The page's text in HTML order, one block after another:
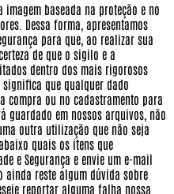
baseada na proteção e no
Dessa forma, apresentamos
para que, ao realizar sua
de que o sigilo e a
dentro dos mais rigorosos
significa que qualquer dado
compra ou no cadastramento para
guardado em nossos arquivos, não
outra utilização que não seja
quais os itens que
e Segurança e envie um e-mail
ainda reste algum dúvida sobre
reportar alguma falha nossa